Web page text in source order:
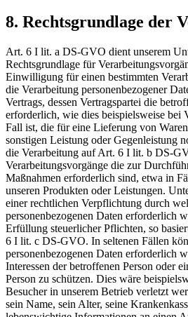
8. Rechtsgrundlage der
Art. 6 I lit. a DS-GVO dient unserem
Rechtsgrundlage für
Einwilligung für einen bestimmten
die Verarbeitung personenbezogener
Vertrags, dessen Vertragspartei die
erforderlich, wie dies beispielsweise bei
Fall ist, die für eine Lieferung von
sonstigen Leistung oder Gegenleistung
die Verarbeitung auf Art. 6 I lit. b DS-
Verarbeitungsvorgänge die zur
Maßnahmen erforderlich sind, etwa in
unseren Produkten oder Leistungen.
einer rechtlichen Verpflichtung durch
personenbezogenen Daten erforderlich
Erfüllung steuerlicher Pflichten, so
6 I lit. c DS-GVO. In seltenen Fällen
personenbezogenen Daten erforderlich
Interessen der betroffenen Person oder
Person zu schützen. Dies wäre
Besucher in unserem Betrieb verletzt
sein Name, sein Alter, seine